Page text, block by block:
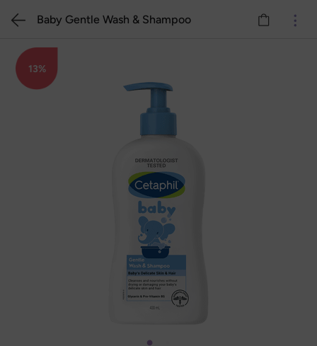
13%
Baby Gentle Wash & Shampoo